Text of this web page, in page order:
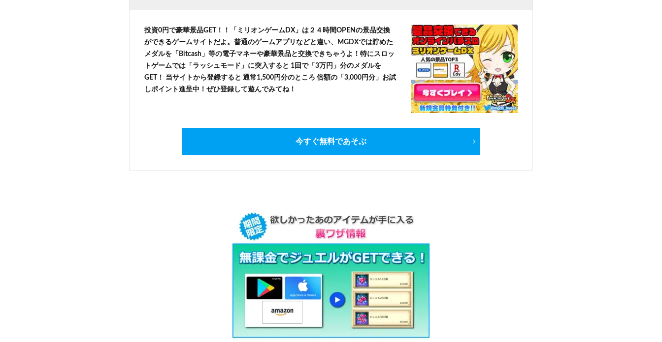
投資0円で豪華景品GET！！「ミリオンゲームDX」は２４時間OPENの景品交換
ができるゲームサイトだよ。普通のゲームアプリなどと違い、MGDXでは貯めた
メダルを「Bitcash」等の電子マネーや豪華景品と交換できちゃうよ！特にスロッ
トゲームでは「ラッシュモード」に突入すると 1回で「3万円」分のメダルを
GET！ 当サイトから登録すると 通常1,500円分のところ 倍額の「3,000円分」お試
しポイント進呈中！ぜひ登録して遊んでみてね！
今すぐ無料であそぶ